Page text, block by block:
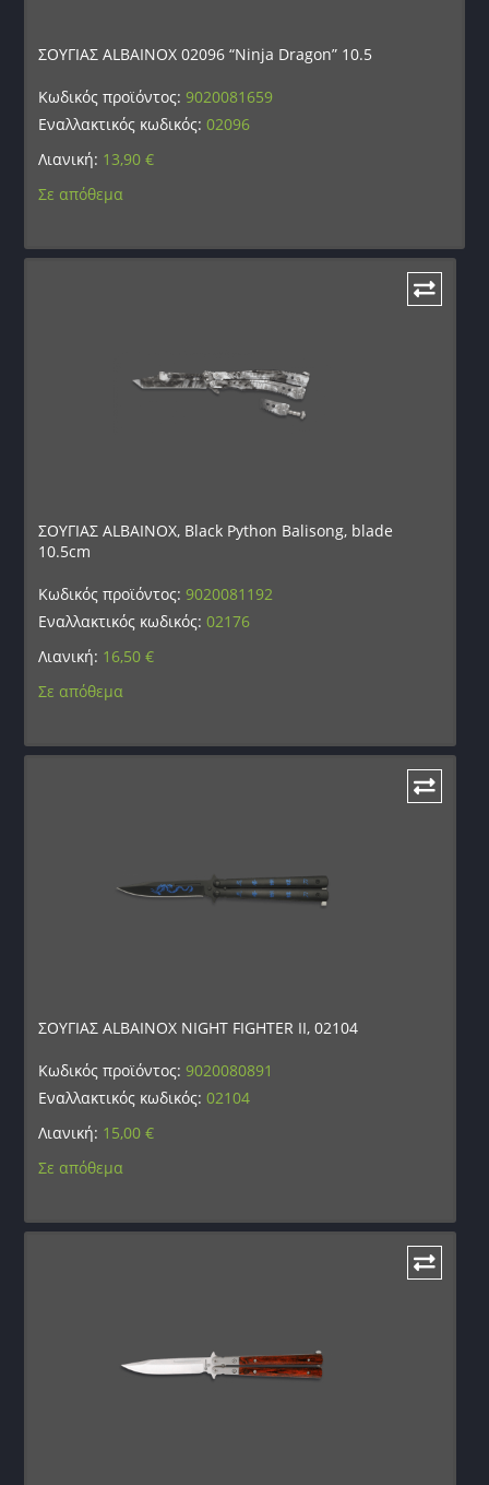
ΣΟΥΓΙΑΣ ALBAINOX 02096 “Ninja Dragon” 10.5
Κωδικός προϊόντος:9020081659
Εναλλακτικός κωδικός:02096
Λιανική: 13,90€
Σε απόθεμα
ΣΟΥΓΙΑΣ ALBAINOX, Black Python Balisong, blade
10.5cm
Κωδικός προϊόντος:9020081192
Εναλλακτικός κωδικός:02176
Λιανική: 16,50€
Σε απόθεμα
ΣΟΥΓΙΑΣ ALBAINOX NIGHT FIGHTER II, 02104
Κωδικός προϊόντος:9020080891
Εναλλακτικός κωδικός:02104
Λιανική: 15,00€
Σε απόθεμα